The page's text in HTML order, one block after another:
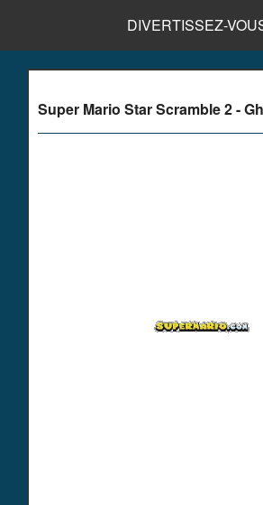
DIVERTISSEZ-
Super Mario Star Scramble 2 -